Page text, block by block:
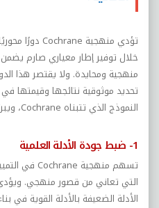
تؤدي منهجية Cochrane دورًا
خلال توفير إطار معياري صارم
منهجية ومحايدة. ولا يقتصر هذا
تحديد موثوقية نتائجها وقيمتها
النموذج الذي تتبناه Cochrane،
1- ضبط جودة الأدلة العلمية
تسهم منهجية Cochrane في
التي تعاني من قصور منهجي.
الأدلة الضعيفة بالأدلة القوية في